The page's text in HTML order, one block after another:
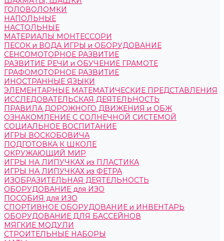
ГОЛОВОЛОМКИ
НАПОЛЬНЫЕ
НАСТОЛЬНЫЕ
МАТЕРИАЛЫ МОНТЕССОРИ
ПЕСОК и ВОДА ИГРЫ и ОБОРУДОВАНИЕ
СЕНСОМОТОРНОЕ РАЗВИТИЕ
РАЗВИТИЕ РЕЧИ и ОБУЧЕНИЕ ГРАМОТЕ
ГРАФОМОТОРНОЕ РАЗВИТИЕ
ИНОСТРАННЫЕ ЯЗЫКИ
ЭЛЕМЕНТАРНЫЕ МАТЕМАТИЧЕСКИЕ ПРЕДСТАВЛЕНИЯ
ИССЛЕДОВАТЕЛЬСКАЯ ДЕЯТЕЛЬНОСТЬ
ПРАВИЛА ДОРОЖНОГО ДВИЖЕНИЯ и ОБЖ
ОЗНАКОМЛЕНИЕ С СОЛНЕЧНОЙ СИСТЕМОЙ
СОЦИАЛЬНОЕ ВОСПИТАНИЕ
ИГРЫ ВОСКОБОВИЧА
ПОДГОТОВКА К ШКОЛЕ
ОКРУЖАЮЩИЙ МИР
ИГРЫ НА ЛИПУЧКАХ из ПЛАСТИКА
ИГРЫ НА ЛИПУЧКАХ из ФЕТРА
ИЗОБРАЗИТЕЛЬНАЯ ДЕЯТЕЛЬНОСТЬ
ОБОРУДОВАНИЕ для ИЗО
ПОСОБИЯ для ИЗО
СПОРТИВНОЕ ОБОРУДОВАНИЕ и ИНВЕНТАРЬ
ОБОРУДОВАНИЕ ДЛЯ БАССЕЙНОВ
МЯГКИЕ МОДУЛИ
СТРОИТЕЛЬНЫЕ НАБОРЫ